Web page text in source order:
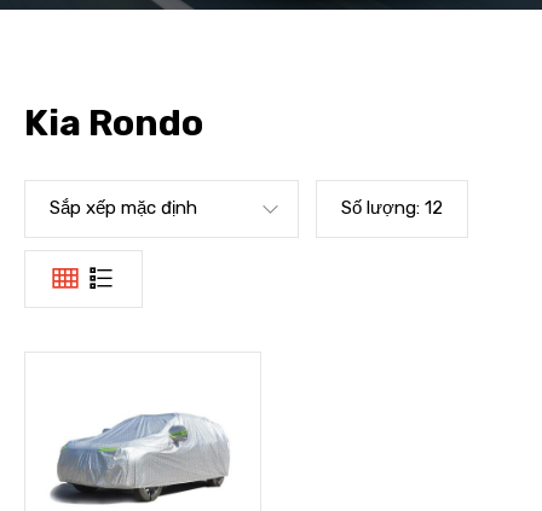
Kia Rondo
Sắp xếp mặc định Số lượng: 12